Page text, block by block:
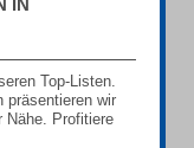
IN
Top-Listen.
präsentieren wir
Nähe. Profitiere